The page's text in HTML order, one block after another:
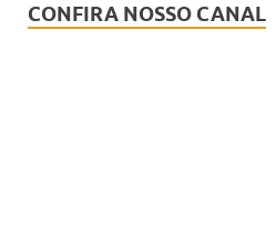
CONFIRA NOSSO CANAL